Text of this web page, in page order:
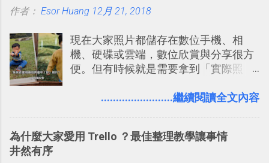
台，可以參考： JANDI 高效率團隊通訊
戶 。 2017/3 新增 ： Sortd for Slack：
改造 Slack 討論串介面變成專案任務排
程看板
書時建立的「 台灣推薦空拍地點地圖
規劃自助旅行路線！ Google 「我的地
圖」在規劃自助旅行路線時可以解決許
多問題： 國外地點名稱地址常常難懂，
稱。 在規劃路線之外，自訂地圖還能補
時帶來好心情，二方面事後就是最好的
作者： Esor Huang 12月 21, 2018
現在大家照片都儲存在數位手機、相
機、硬碟或雲端，數位欣賞與分享很方
便。但有時候就是需要拿到「實際照
要製作家庭相框 用照片來當小禮物 把照
片？而且最好能不花時間、立即拿到、
........................繼續閱讀全文內容
為什麼大家愛用 Trello ？最佳整理教學讓事情
井然有序